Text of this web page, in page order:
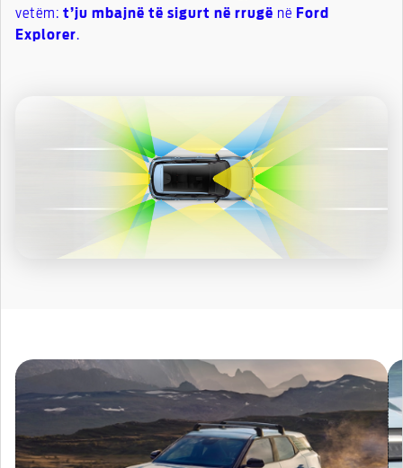
vetëm: t’ju mbajnë të sigurt në rrugë në Ford
Explorer.